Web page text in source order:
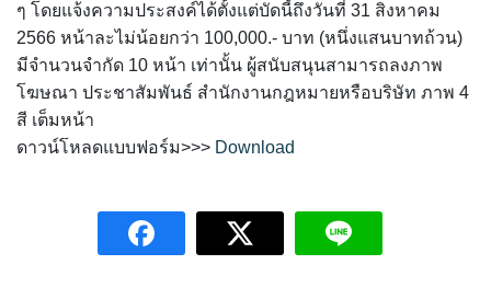
ๆ โดยแจ้งความประสงค์ได้ตั้งแต่บัดนี้ถึงวันที่ 31 สิงหาคม
2566 หน้าละไม่น้อยกว่า 100,000.- บาท (หนึ่งแสนบาทถ้วน)
มีจำนวนจำกัด 10 หน้า เท่านั้น ผู้สนับสนุนสามารถลงภาพ
โฆษณา ประชาสัมพันธ์ สำนักงานกฎหมายหรือบริษัท ภาพ 4
สี เต็มหน้า
ดาวน์โหลดแบบฟอร์ม>>> Download